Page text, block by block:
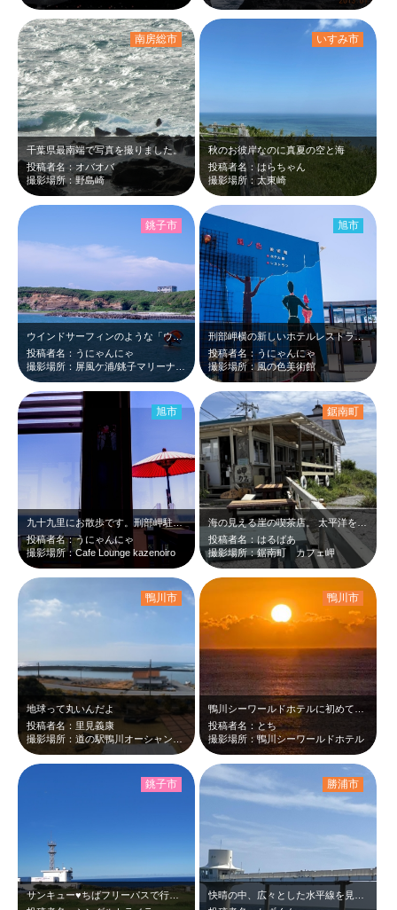
千葉県最南端で写真を撮りました。
投稿者名：オバオバ
撮影場所：野島崎
南房総市
秋のお彼岸なのに真夏の空と海
投稿者名：はらちゃん
撮影場所：太東崎
いすみ市
ウインドサーフィンのような「ウイングフォイル」銚子で初めて見た
投稿者名：うにゃんにゃ
銚子市
刑部岬横の新しいホテルレストラン＆美術館です。 ２階にあるレストラン利用のみ…
投稿者名：うにゃんにゃ
撮影場所：風の色美術館
旭市
九十九里にお散歩です。刑部岬駐車場の脇に数年前には見かけなかった「CAFE」の…
投稿者名：うにゃんにゃ
撮影場所：Cafe Lounge kazenoiro
旭市
海の見える崖の喫茶店。 太平洋を望むカウンターで飲む一杯のコーヒー 若者も…
投稿者名：はるばあ
撮影場所：鋸南町 カフェ岬
鋸南町
地球って丸いんだよ
投稿者名：里見義康
鴨川市
投稿者名：とち
撮影場所：鴨川シーワールドホテル
鴨川市
サンキュー♥️ちばフリーパスで行ってきました まだまだ暑かったけど、空は秋の…
銚子市 勝浦市